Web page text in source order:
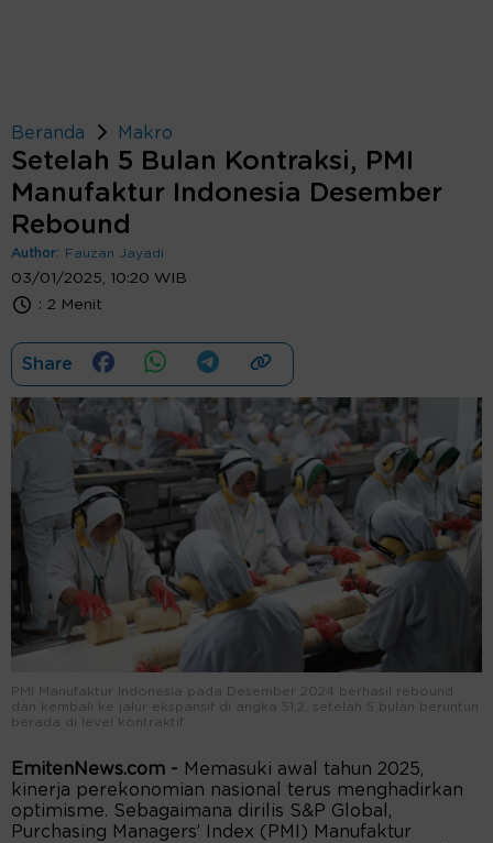
Beranda Makro
Setelah 5 Bulan Kontraksi, PMI
Manufaktur Indonesia Desember
Rebound
Author: Fauzan Jayadi
03/01/2025, 10:20 WIB
: 2 Menit
Share
PMI Manufaktur Indonesia pada Desember 2024 berhasil rebound
dan kembali ke jalur ekspansif di angka 51,2, setelah 5 bulan beruntun
berada di level kontraktif
EmitenNews.com - Memasuki awal tahun 2025,
kinerja perekonomian nasional terus menghadirkan
optimisme. Sebagaimana dirilis S&P Global,
Purchasing Managers’ Index (PMI) Manufaktur